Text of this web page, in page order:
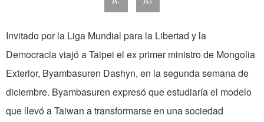
Invitado por la Liga Mundial para la Libertad y la
Democracia viajó a Taipei el ex primer ministro de Mongolia
Exterior, Byambasuren Dashyn, en la segunda semana de
diciembre. Byambasuren ex­presó que estudiaría el modelo
que llevó a Taiwan a transformarse en una sociedad